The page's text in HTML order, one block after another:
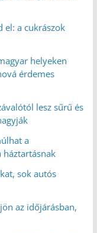
el: a cukrászok
helyeken
érdemes
lesz sűrű és
a
sok autós
az időjárásban,